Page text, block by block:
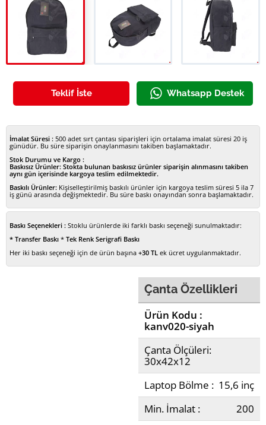
Siyah Kanvas Sırt ÇantasıSiyah Kanvas Sırt ÇantasıSiyah Kanvas Sırt
Teklif İste Whatsapp Destek
İmalat Süresi : 500 adet sırt çantası siparişleri için ortalama imalat süresi 20 iş
günüdür. Bu süre siparişin onaylanmasını takiben başlamaktadır.
Stok Durumu ve Kargo :
Baskısız Ürünler: Stokta bulunan baskısız ürünler siparişin alınmasını takiben
aynı gün içerisinde kargoya teslim edilmektedir.
Baskılı Ürünler: Kişiselleştirilmiş baskılı ürünler için kargoya teslim süresi 5 ila 7
iş günü arasında değişmektedir. Bu süre baskı onayından sonra başlamaktadır.
Baskı Seçenekleri : Stoklu ürünlerde iki farklı baskı seçeneği sunulmaktadır:
* Transfer Baskı * Tek Renk Serigrafi Baskı
Her iki baskı seçeneği için de ürün başına +30 TL ek ücret uygulanmaktadır.
Çanta Özellikleri
Ürün Kodu :
kanv020-siyah
Çanta Ölçüleri:
30x42x12
Laptop Bölme : 15,6 inç
Min. İmalat :
200